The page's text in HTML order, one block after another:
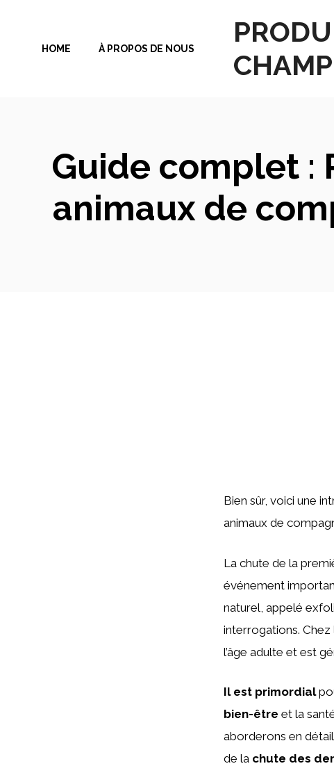
contenuHOME À PROPOS DE NOUS
Guide complet :
animaux de
Bien sûr, voici une
animaux de
La chute de la
événement
naturel, appelé
interrogations. Chez
l’âge adulte et est
Il est primordial
bien-être et la
aborderons en
de la chute des